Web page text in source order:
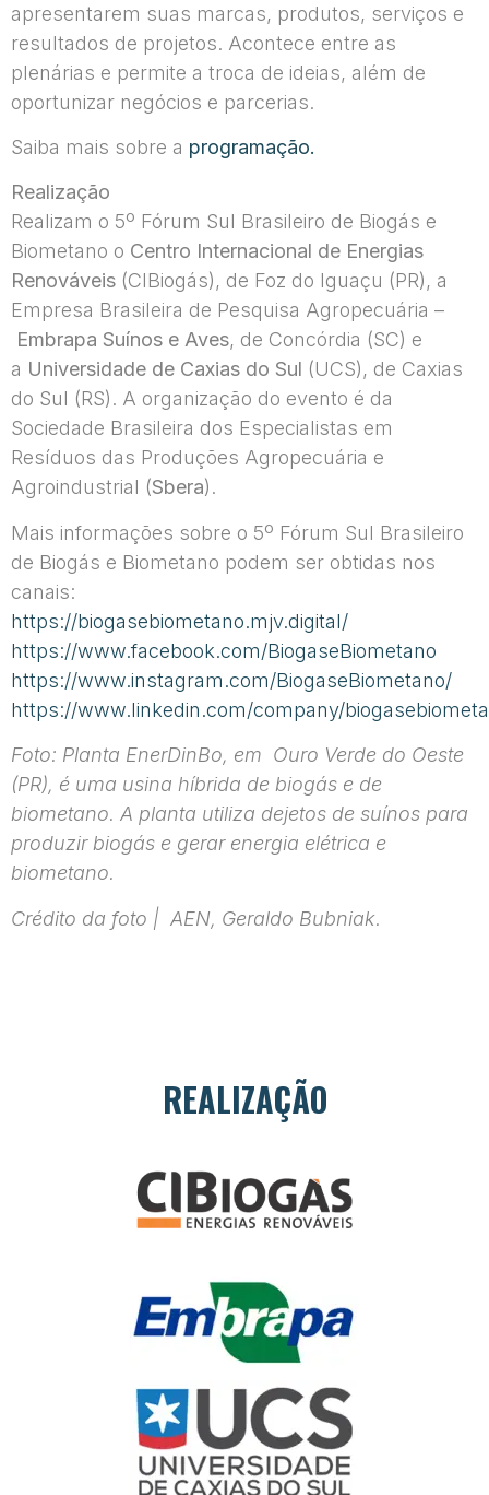
apresentarem suas marcas, produtos, serviços e
resultados de projetos. Acontece entre as
plenárias e permite a troca de ideias, além de
oportunizar negócios e parcerias.
Saiba mais sobre a programação.
Realização
Realizam o 5º Fórum Sul Brasileiro de Biogás e
Biometano o Centro Internacional de Energias
Renováveis (CIBiogás), de Foz do Iguaçu (PR), a
Empresa Brasileira de Pesquisa Agropecuária –
Embrapa Suínos e Aves, de Concórdia (SC) e
a Universidade de Caxias do Sul (UCS), de Caxias
do Sul (RS). A organização do evento é da
Sociedade Brasileira dos Especialistas em
Resíduos das Produções Agropecuária e
Agroindustrial (Sbera).
Mais informações sobre o 5º Fórum Sul Brasileiro
de Biogás e Biometano podem ser obtidas nos
canais:
https://biogasebiometano.mjv.digital/
https://www.facebook.com/BiogaseBiometano
https://www.instagram.com/BiogaseBiometano/
https://www.linkedin.com/company/
Foto: Planta EnerDinBo, em Ouro Verde do Oeste
(PR), é uma usina híbrida de biogás e de
biometano. A planta utiliza dejetos de suínos para
produzir biogás e gerar energia elétrica e
biometano.
Crédito da foto | AEN, Geraldo Bubniak.
REALIZAÇÃO